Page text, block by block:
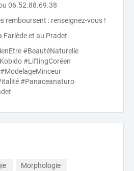
06.52.88.69.38
remboursent : renseignez-vous !
Farlède et au Pradet.
#BeautéNaturelle
#LiftingCoréen
#Panaceanaturo
Morphologie